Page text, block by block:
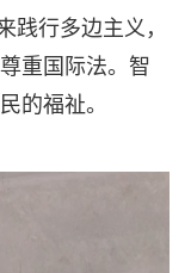
践行多边主义，
重国际法。智
的福祉。